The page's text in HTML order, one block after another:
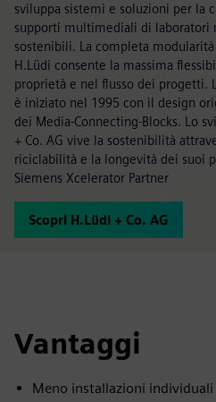
sviluppa sistemi e soluzioni per la
supporti multimediali di laboratori
sostenibili. La completa
H.Lüdi consente la massima
proprietà e nel flusso dei progetti.
è iniziato nel 1995 con il design
dei Media-Connecting-Blocks. Lo
+ Co. AG vive la sostenibilità
riciclabilità e la longevità dei suoi
Siemens Xcelerator Partner
Scopri H.Lüdi + Co. AG
Vantaggi
Meno installazioni individuali